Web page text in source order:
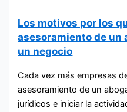
Los motivos por los
asesoramiento de un
un negocio
Cada vez más empresas
asesoramiento de un
jurídicos e iniciar la